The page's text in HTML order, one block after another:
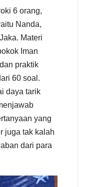
6 orang,
Nanda,
Materi
Iman
praktik
60 soal.
daya tarik
yang
juga tak kalah
dari para